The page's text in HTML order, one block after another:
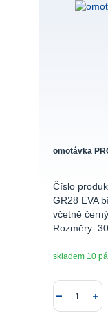
omotávka
Číslo
GR28 EVA
včetně
Rozměry:
skladem 10